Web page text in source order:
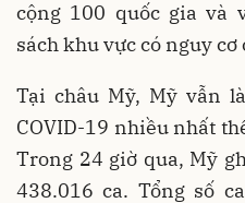
cộng 100 quốc gia và
sách khu vực có nguy cơ
Tại châu Mỹ, Mỹ vẫn
COVID-19 nhiều nhất
Trong 24 giờ qua, Mỹ
438.016 ca. Tổng số